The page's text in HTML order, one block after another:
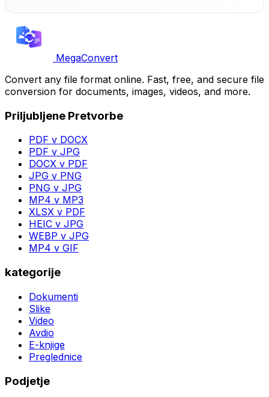
MegaConvert
Convert any file format online. Fast, free, and secure file
conversion for documents, images, videos, and more.
Priljubljene Pretvorbe
PDF v DOCX
PDF v JPG
DOCX v PDF
JPG v PNG
PNG v JPG
MP4 v MP3
XLSX v PDF
HEIC v JPG
WEBP v JPG
MP4 v GIF
kategorije
Dokumenti
Slike
Video
Avdio
E-knjige
Preglednice
Podjetje